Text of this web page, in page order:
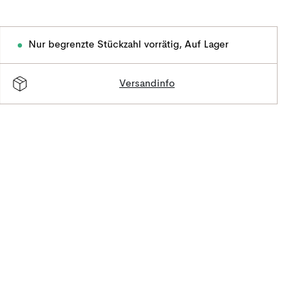
Nur begrenzte Stückzahl vorrätig, Auf Lager
Versandinfo